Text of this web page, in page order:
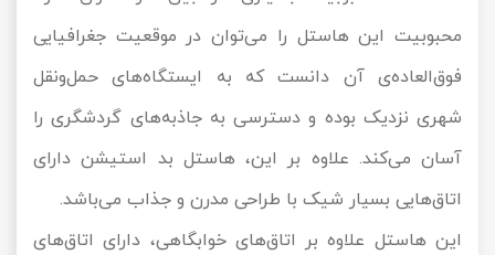
محبوبیت این هاستل را می‌توان در موقعیت جغرافیایی
فوق‌العاده‌ی آن دانست که به ایستگاه‌های حمل‌ونقل
شهری نزدیک بوده و دسترسی به جاذبه‌های گردشگری را
آسان می‌کند. علاوه بر این، هاستل بد استیشن دارای
اتاق‌هایی بسیار شیک با طراحی مدرن و جذاب می‌باشد.
این هاستل علاوه بر اتاق‌های خوابگاهی، دارای اتاق‌های